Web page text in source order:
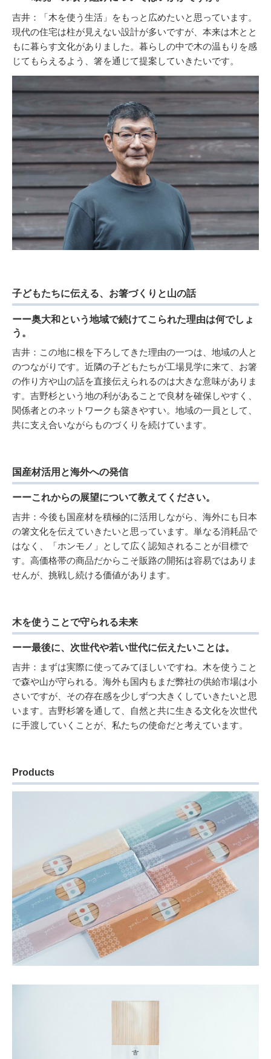
吉井：「木を使う生活」をもっと広めたいと思っています。
現代の住宅は柱が見えない設計が多いですが、本来は木とと
もに暮らす文化がありました。暮らしの中で木の温もりを感
じてもらえるよう、箸を通じて提案していきたいです。
子どもたちに伝える、お箸づくりと山の話
ーー奥大和という地域で続けてこられた理由は何でしょ
う。
吉井：この地に根を下ろしてきた理由の一つは、地域の人と
のつながりです。近隣の子どもたちが工場見学に来て、お箸
の作り方や山の話を直接伝えられるのは大きな意味がありま
す。吉野杉という地の利があることで良材を確保しやすく、
関係者とのネットワークも築きやすい。地域の一員として、
共に支え合いながらものづくりを続けています。
国産材活用と海外への発信
ーーこれからの展望について教えてください。
吉井：今後も国産材を積極的に活用しながら、海外にも日本
の箸文化を伝えていきたいと思っています。単なる消耗品で
はなく、「ホンモノ」として広く認知されることが目標で
す。高価格帯の商品だからこそ販路の開拓は容易ではありま
せんが、挑戦し続ける価値があります。
木を使うことで守られる未来
ーー最後に、次世代や若い世代に伝えたいことは。
吉井：まずは実際に使ってみてほしいですね。木を使うこと
で森や山が守られる。海外も国内もまだ弊社の供給市場は小
さいですが、その存在感を少しずつ大きくしていきたいと思
います。吉野杉箸を通して、自然と共に生きる文化を次世代
に手渡していくことが、私たちの使命だと考えています。
Products